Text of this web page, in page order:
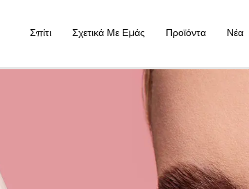
Σπίτι Σχετικά Με Εμάς Προϊόντα Νέα